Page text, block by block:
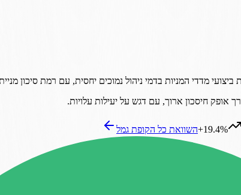
מדדי המניות בדמי ניהול נמוכים יחסית, עם רמת סיכון
חיסכון ארוך, עם דגש על יעילות עלויות.
+19.4%השוואת כל הקופת גמל